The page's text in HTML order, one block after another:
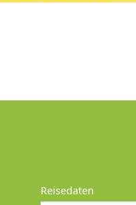
Reisedaten